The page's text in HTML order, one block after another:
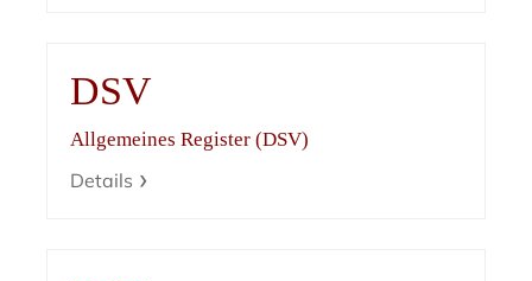
DSV
Allgemeines Register (DSV)
Details